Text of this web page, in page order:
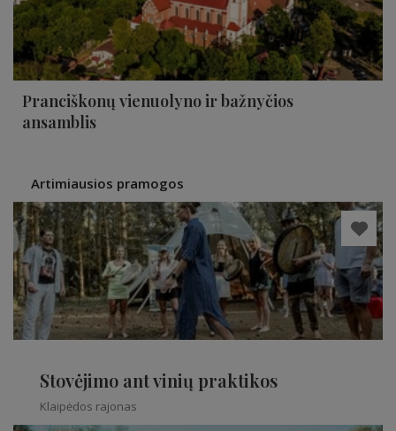
Pranciškonų vienuolyno ir bažnyčios
ansamblis
Artimiausios pramogos
Stovėjimo ant vinių praktikos
Klaipėdos rajonas